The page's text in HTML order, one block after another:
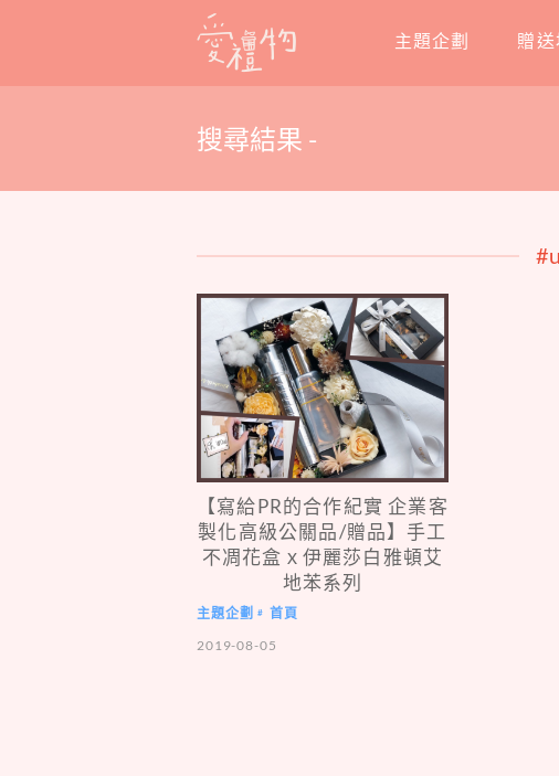
content
主題企劃 贈
搜尋結果 -
【寫給PR的合作紀實 企業客
製化高級公關品/贈品】手工
不凋花盒ｘ伊麗莎白雅頓艾
地苯系列
主題企劃 #
首頁
2019-08-05